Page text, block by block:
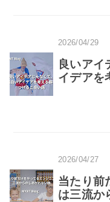
2026/04/29
良いア
イデアを
2026/04/27
当たり前
は三流か